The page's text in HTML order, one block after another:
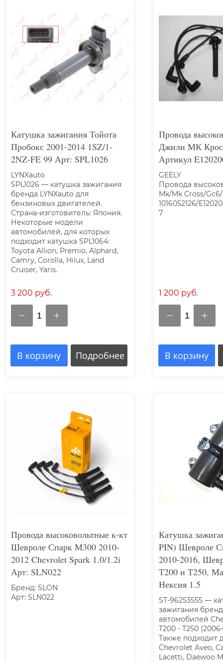
Катушка зажигания Тойота
Пробокс 2001-2014 1SZ/1-
2NZ-FE 99 Арт: SPL1026
LYNXauto
SPL1026 — катушка зажигания
бренда LYNXauto для
бензиновых двигателей.
Страна-изготовитель: Япония.
Некоторые модели
автомобилей, для которых
подходит катушка SPL1064:
Toyota Allion, Premio, Alphard,
Camry, Corolla, Hilux, Land
Cruiser, Yaris.
3 200 руб.
1
В корзину Подробнее
Провода
Джили МК
Артикул
GEELY
Провода
Mk/Mk Cross/
1016052126/
7
1 200 руб.
1
В корзину
Провода высоковольтные к-кт
Шевроле Спарк М300 2010-
2012 Chevrolet Spark 1.0/1.2i
Арт: SLN022
Бренд: SLON
Арт: SLN022
Катушка
PIN) Шевроле
2010-2016,
Т200 и Т250,
Нексия 1.5
ST-96253555 —
зажигания
автомобилей
T200 - T250
Также подходит
Chevrolet Aveo,
Lacetti, Daewoo